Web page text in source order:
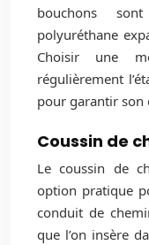
bouchons
polyuréthane
Choisir une
régulièrement
pour garantir son
Coussin de
Le coussin de
option pratique
conduit de
que l’on insère